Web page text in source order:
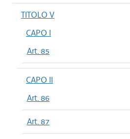
TITOLO V
CAPO I
Art. 85
CAPO II
Art. 86
Art. 87